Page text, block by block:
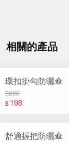
相關的產品
環扣掛勾防曬傘
$280
$198
舒適握把防曬傘